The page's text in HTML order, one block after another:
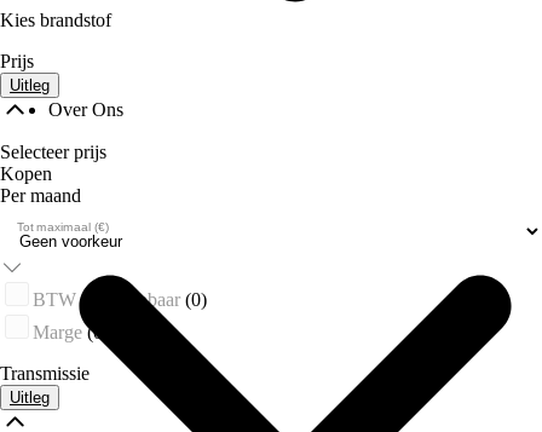
Over Ons
Kies brandstof
Prijs
Uitleg
Selecteer prijs
Kopen
Per maand
Tot maximaal (€)
BTW verrekenbaar (0)
Marge(0)
Transmissie
Uitleg